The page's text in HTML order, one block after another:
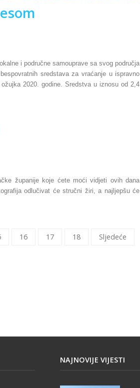
i područne samouprave sa svog područja
sredstava za vraćanje u ispravno
2020. godine. Sredstva u iznosu od 2,4
županije koje ćete moći vidjeti ovih dana
odlučivat će stručni žiri, a najljepšu će
16 17 18
Sljedeće
NAJNOVIJE VIJESTI